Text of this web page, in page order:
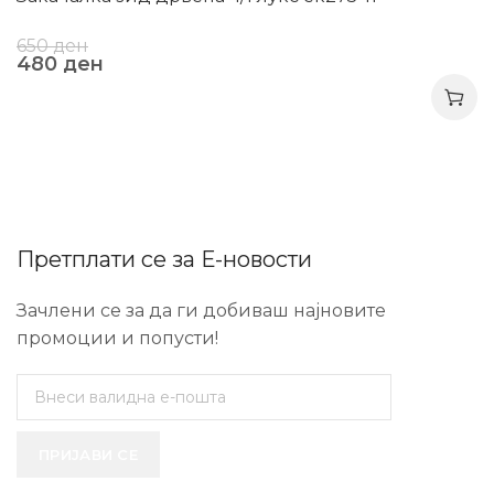
650ден
480 ден
Претплати се за Е-новости
Зачлени се за да ги добиваш најновите
промоции и попусти!